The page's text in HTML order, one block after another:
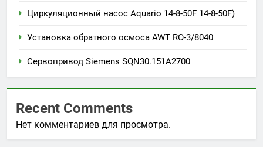
Циркуляционный насос Aquario 14-8-50F 14-8-50F)
Установка обратного осмоса AWT RO-3/8040
Сервопривод Siemens SQN30.151A2700
Recent Comments
Нет комментариев для просмотра.